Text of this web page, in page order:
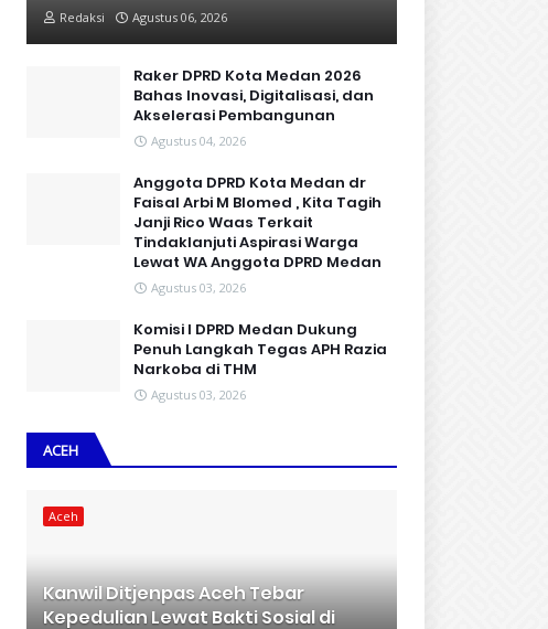
Redaksi Agustus 06, 2026
Raker DPRD Kota Medan 2026
Bahas Inovasi, Digitalisasi, dan
Akselerasi Pembangunan
Agustus 04, 2026
Anggota DPRD Kota Medan dr
Faisal Arbi M Blomed , Kita Tagih
Janji Rico Waas Terkait
Tindaklanjuti Aspirasi Warga
Lewat WA Anggota DPRD Medan
Agustus 03, 2026
Komisi I DPRD Medan Dukung
Penuh Langkah Tegas APH Razia
Narkoba di THM
Agustus 03, 2026
ACEH
Aceh
Kanwil Ditjenpas Aceh Tebar
Kepedulian Lewat Bakti Sosial di